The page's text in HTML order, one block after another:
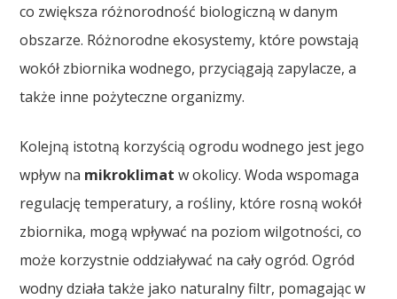
co zwiększa różnorodność biologiczną w danym
obszarze. Różnorodne ekosystemy, które powstają
wokół zbiornika wodnego, przyciągają zapylacze, a
także inne pożyteczne organizmy.
Kolejną istotną korzyścią ogrodu wodnego jest jego
wpływ na mikroklimat w okolicy. Woda wspomaga
regulację temperatury, a rośliny, które rosną wokół
zbiornika, mogą wpływać na poziom wilgotności, co
może korzystnie oddziaływać na cały ogród. Ogród
wodny działa także jako naturalny filtr, pomagając w